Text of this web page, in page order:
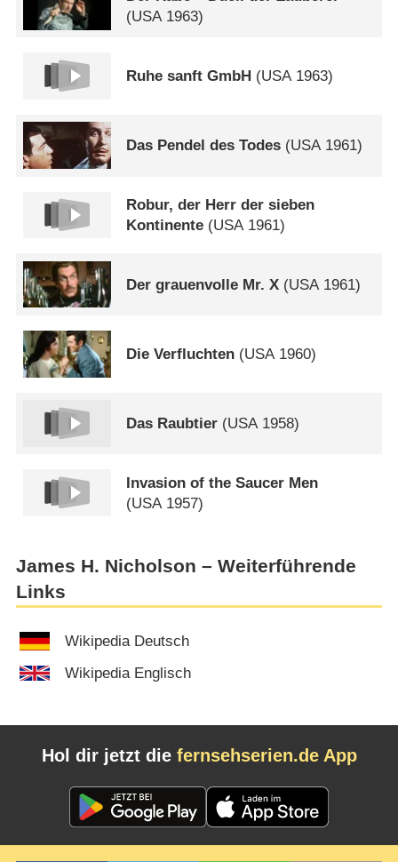
(USA1963)
Ruhe sanft GmbH (USA1963)
Das Pendel des Todes (USA1961)
Robur, der Herr der sieben
Kontinente (USA1961)
Der grauenvolle Mr. X (USA 1961)
Die Verfluchten (USA 1960)
Das Raubtier (USA1958)
Invasion of the Saucer Men
(USA 1957)
James H. Nicholson – Weiterführende
Links
Wikipedia Deutsch
Wikipedia Englisch
Hol dir jetzt die fernsehserien.de App